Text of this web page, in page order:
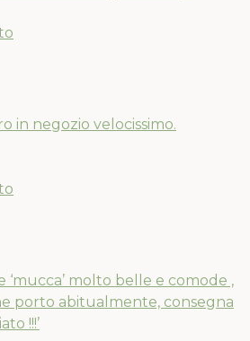
in negozio velocissimo.
molto belle e comode ,
porto abitualmente, consegna
!!!’